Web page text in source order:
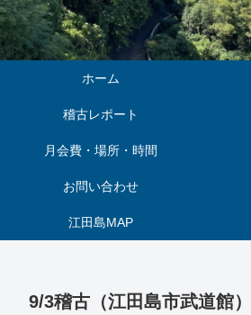
ホーム
稽古レポート
月会費・場所・時間
お問い合わせ
江田島MAP
9/3稽古（江田島市武道館）